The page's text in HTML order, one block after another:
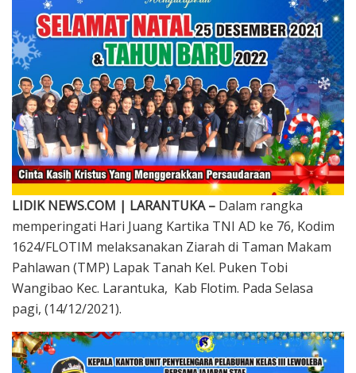
LIDIK NEWS.COM | LARANTUKA – Dalam rangka
memperingati Hari Juang Kartika TNI AD ke 76, Kodim
1624/FLOTIM melaksanakan Ziarah di Taman Makam
Pahlawan (TMP) Lapak Tanah Kel. Puken Tobi
Wangibao Kec. Larantuka, Kab Flotim. Pada Selasa
pagi, (14/12/2021).